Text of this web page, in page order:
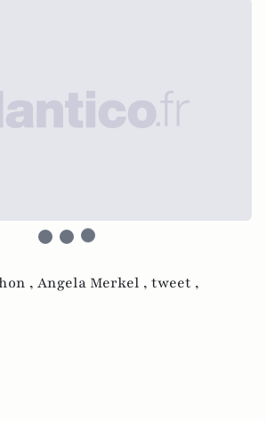
, Angela Merkel , tweet ,